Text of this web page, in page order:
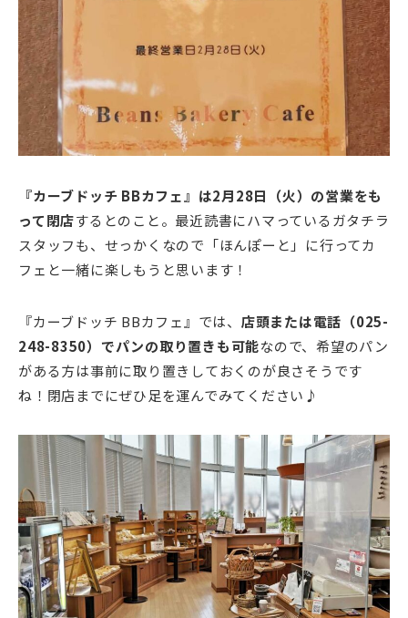
『カーブドッチ BBカフェ』は2月28日（火）の営業をも
って閉店するとのこと。最近読書にハマっているガタチラ
スタッフも、せっかくなので「ほんぽーと」に行ってカ
フェと一緒に楽しもうと思います！
『カーブドッチ BBカフェ』では、 店頭または電話（025-
248-8350）でパンの取り置きも可能なので、希望のパン
がある方は事前に取り置きしておくのが良さそうです
ね！閉店までにぜひ足を運んでみてください♪